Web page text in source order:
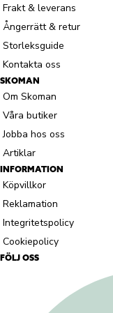
Frakt & leverans
Ångerrätt & retur
Storleksguide
Kontakta oss
SKOMAN
Om Skoman
Våra butiker
Jobba hos oss
Artiklar
INFORMATION
Köpvillkor
Reklamation
Integritetspolicy
Cookiepolicy
FÖLJ OSS